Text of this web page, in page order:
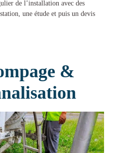
de l’installation avec des
une étude et puis un devis
&